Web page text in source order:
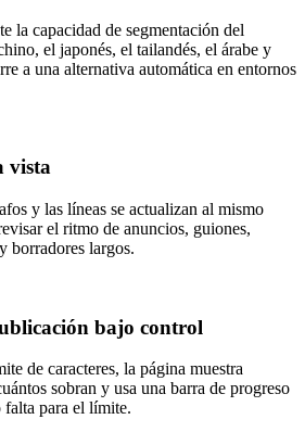
la capacidad de segmentación del
el japonés, el tailandés, el árabe y
a una alternativa automática en entornos
vista
y las líneas se actualizan al mismo
el ritmo de anuncios, guiones,
borradores largos.
bajo control
de caracteres, la página muestra
sobran y usa una barra de progreso
para el límite.